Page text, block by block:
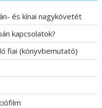
és kínai nagykövetét
kapcsolatok?
fiai (könyvbemutató)